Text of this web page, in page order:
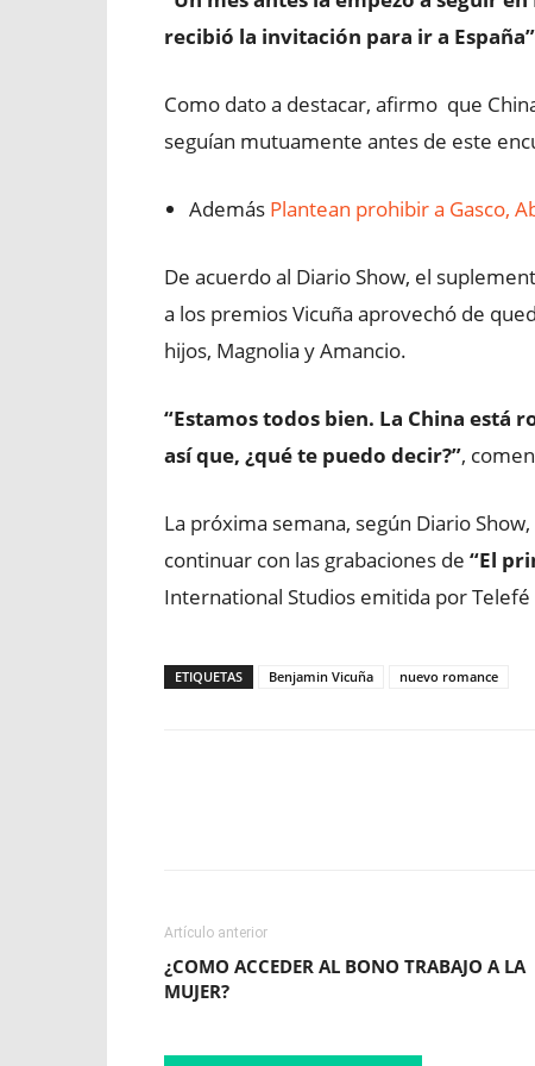
recibió la invitación para ir a
Como dato a destacar, afirmo que
seguían mutuamente antes de este
Además Plantean prohibir a Gasco,
De acuerdo al Diario Show, el
a los premios Vicuña aprovechó de
hijos, Magnolia y Amancio.
“Estamos todos bien. La China está
así que, ¿qué te puedo decir?”,
La próxima semana, según Diario
continuar con las grabaciones de “El
International Studios emitida por
ETIQUETAS Benjamin Vicuña nuevo romance
Artículo anterior
¿COMO ACCEDER AL BONO TRABAJO A LA
MUJER?